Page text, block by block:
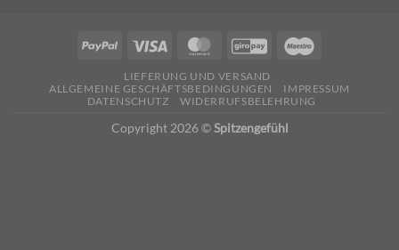
LIEFERUNG UND VERSAND
ALLGEMEINE GESCHÄFTSBEDINGUNGEN
IMPRESSUM
DATENSCHUTZ
WIDERRUFSBELEHRUNG
Copyright 2026 ©Spitzengefühl